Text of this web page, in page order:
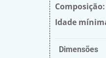
Composição:
Idade
Dimensões